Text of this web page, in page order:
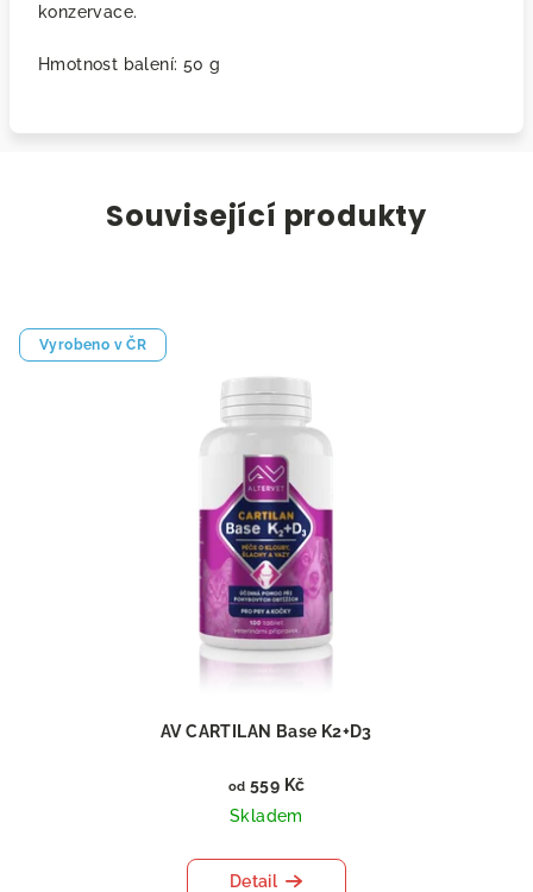
konzervace.
Hmotnost balení: 50 g
Související produkty
Vyrobeno v ČR
AV CARTILAN Base K2+D3
od 559 Kč
Skladem
Detail